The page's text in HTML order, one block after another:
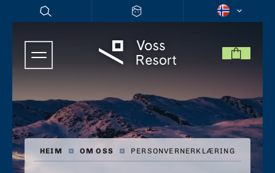
HEIM | OM OSS | PERSONVERNERKLÆRING